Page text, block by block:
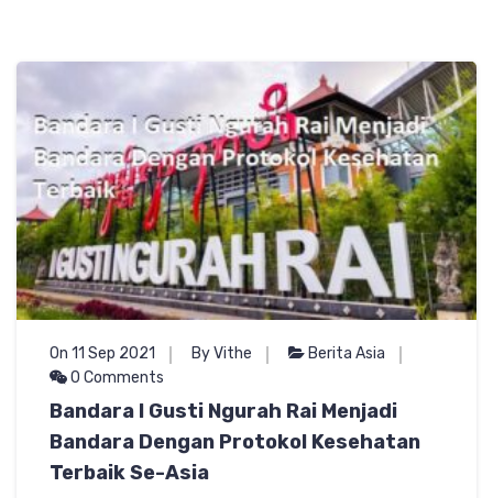
On 11 Sep 2021 By Vithe
Berita Asia
0 Comments
Bandara I Gusti Ngurah Rai Menjadi
Bandara Dengan Protokol Kesehatan
Terbaik Se-Asia